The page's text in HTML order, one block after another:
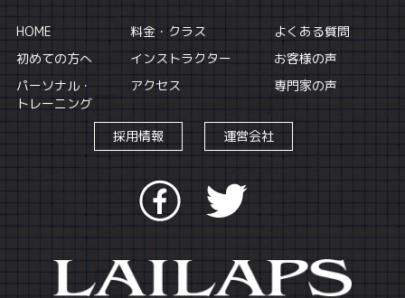
HOME 料金・クラス
よくある質問
初めての方へ
インストラクター
お客様の声
パーソナル・
トレーニング
アクセス 専門家の声
採用情報 運営会社